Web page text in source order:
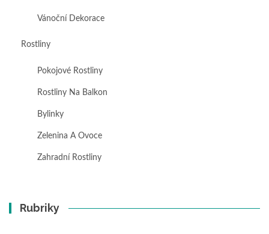
Vánoční Dekorace
Rostliny
Pokojové Rostliny
Rostliny Na Balkon
Bylinky
Zelenina A Ovoce
Zahradní Rostliny
Rubriky